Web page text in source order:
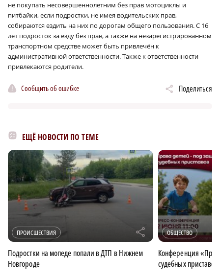
не покупать несовершеннолетним без прав мотоциклы и
питбайки, если подростки, не имея водительских прав,
собираются ездить на них по дорогам общего пользования. С 16
лет подросток за езду без прав, а также на незарегистрированном
транспортном средстве может быть привлечён к
административной ответственности. Также к ответственности
привлекаются родители.
Сообщить об ошибке Поделиться
ЕЩЁ НОВОСТИ ПО ТЕМЕ
ПРОИСШЕСТВИЯ r
Подростки на мопеде попали в ДТП в Нижнем
Новгороде
ОБЩЕСТВО
Конференция
судебных